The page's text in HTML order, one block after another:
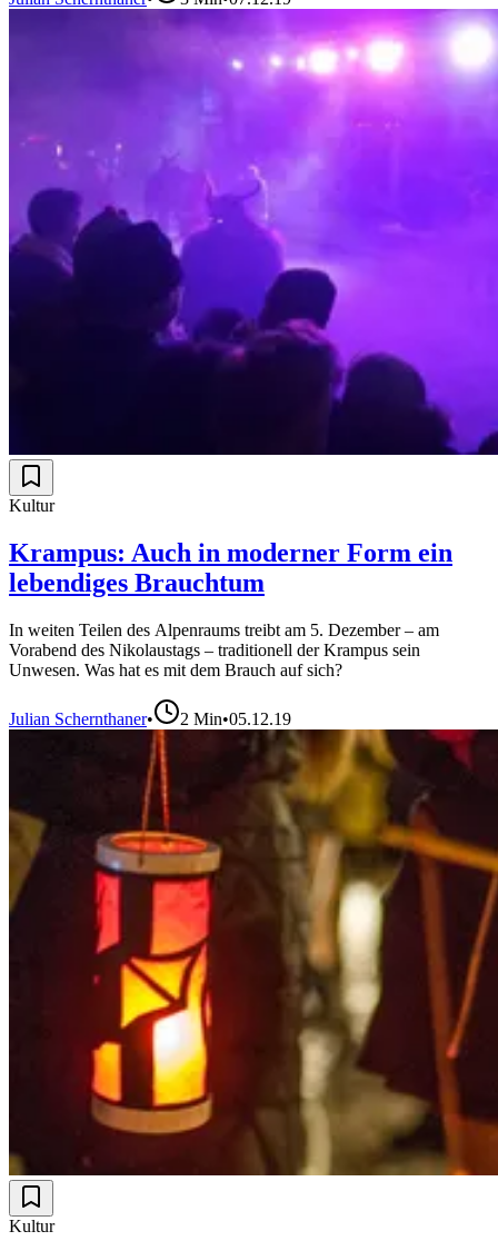
Kultur
Krampus: Auch in moderner Form ein
lebendiges Brauchtum
In weiten Teilen des Alpenraums treibt am 5. Dezember – am
Vorabend des Nikolaustags – traditionell der Krampus sein
Unwesen. Was hat es mit dem Brauch auf sich?
Julian Schernthaner• 2 Min•05.12.19
Kultur